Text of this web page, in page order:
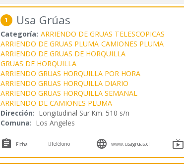
1 Usa Grúas
Categoría: ARRIENDO DE GRUAS TELESCOPICAS
ARRIENDO DE GRUAS PLUMA CAMIONES PLUMA
ARRIENDO DE GRUAS DE HORQUILLA
GRUAS DE HORQUILLA
ARRIENDO GRUAS HORQUILLA POR HORA
ARRIENDO GRUAS HORQUILLA DIARIO
ARRIENDO GRUAS HORQUILLA SEMANAL
ARRIENDO DE CAMIONES PLUMA
Dirección: Longitudinal Sur Km. 510 s/n
Comuna: Los Angeles
 Ficha Teléfono  www.usagruas.cl 